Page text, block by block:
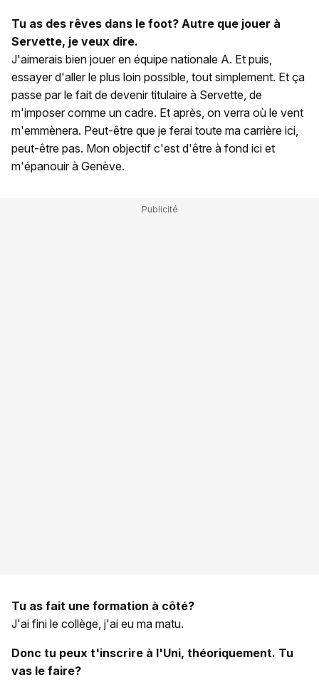
Tu as des rêves dans le foot? Autre que jouer à
Servette, je veux dire.
J'aimerais bien jouer en équipe nationale A. Et puis,
essayer d'aller le plus loin possible, tout simplement. Et ça
passe par le fait de devenir titulaire à Servette, de
m'imposer comme un cadre. Et après, on verra où le vent
m'emmènera. Peut-être que je ferai toute ma carrière ici,
peut-être pas. Mon objectif c'est d'être à fond ici et
m'épanouir à Genève.
Tu as fait une formation à côté?
J'ai fini le collège, j'ai eu ma matu.
Donc tu peux t'inscrire à l'Uni, théoriquement. Tu
vas le faire?